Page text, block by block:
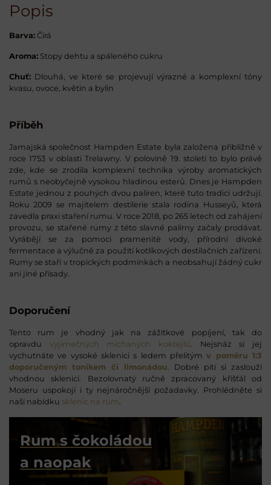
Popis
Barva: Čirá
Aroma: Stopy dehtu a spáleného cukru
Chuť: Dlouhá, ve které se projevují výrazné a komplexní tóny
kvasu, ovoce, květin a bylin
Příběh
Jamajská společnost Hampden Estate byla založena přibližně v
roce 1753 v oblasti Trelawny. V polovině 19. století to bylo právě
zde, kde se zrodila komplexní technika výroby aromatických
rumů s neobyčejně vysokou hladinou esterů. Dnes je Hampden
Estate jednou z pouhých dvou palíren, které tuto tradici udržují.
Roku 2009 se majitelem destilerie stala rodina Husseyů, která
zavedla praxi staření rumu. V roce 2018, po 265 letech od zahájení
provozu, se stařené rumy z této slavné palírny začaly prodávat.
Vyrábějí se za pomoci pramenité vody, přírodní divoké
fermentace a výlučně za použití kotlíkových destilačních zařízení.
Rumy se staří v tropických podmínkách a neobsahují žádný cukr
ani jiné přísady.
Doporučení
Tento rum je vhodný jak na zážitkové popíjení, tak do
opravdu vyjimečných míchaných koktejlů
. Nejsnáz si jej
vychutnáte ve vysoké sklenici s ledem přelitýmv poměru 1:3
doporučeným tonikem či limonádou . Dobré pití si zaslouží
vhodnou sklenici. Bezolovnatý ručně zpracovaný křišťál od
Moseru uspokojí i ty nejnáročnější požadavky. Prohlédněte si
naši nabídku sklenic na rum
Rum s čokoládou
a naopak